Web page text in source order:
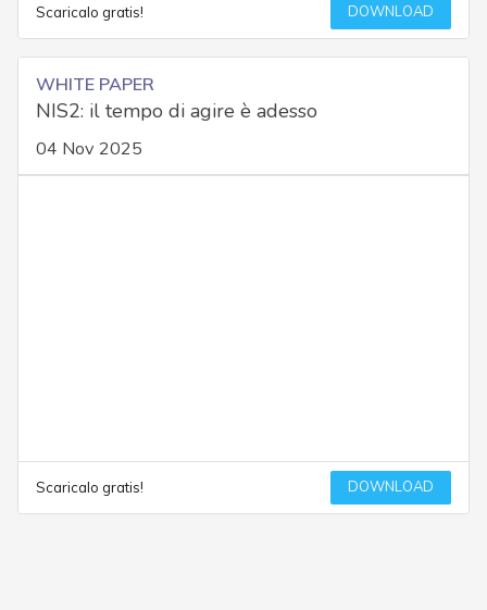
Scaricalo gratis! DOWNLOAD
WHITE PAPER
NIS2: il tempo di agire è adesso
04 Nov 2025
Scaricalo gratis! DOWNLOAD